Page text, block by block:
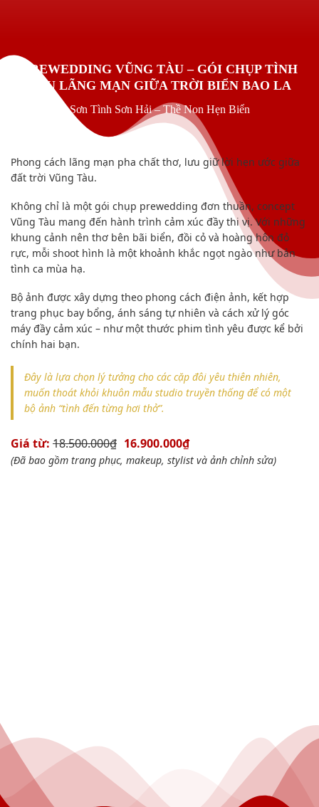
PREWEDDING VŨNG TÀU – GÓI CHỤP TÌNH
YÊU LÃNG MẠN GIỮA TRỜI BIỂN BAO LA
Sơn Tình Sơn Hải – Thề Non Hẹn Biển
Phong cách lãng mạn pha chất thơ, lưu giữ lời hẹn ước giữa
đất trời Vũng Tàu.
Không chỉ là một gói chụp prewedding đơn thuần, concept
Vũng Tàu mang đến hành trình cảm xúc đầy thi vị. Với những
khung cảnh nên thơ bên bãi biển, đồi cỏ và hoàng hôn đỏ
rực, mỗi shoot hình là một khoảnh khắc ngọt ngào như bản
tình ca mùa hạ.
Bộ ảnh được xây dựng theo phong cách điện ảnh, kết hợp
trang phục bay bổng, ánh sáng tự nhiên và cách xử lý góc
máy đầy cảm xúc – như một thước phim tình yêu được kể bởi
chính hai bạn.
Đây là lựa chọn lý tưởng cho các cặp đôi yêu thiên nhiên,
muốn thoát khỏi khuôn mẫu studio truyền thống để có một
bộ ảnh “tình đến từng hơi thở”.
Giá từ: 18.500.000₫ 16.900.000₫
(Đã bao gồm trang phục, makeup, stylist và ảnh chỉnh sửa)